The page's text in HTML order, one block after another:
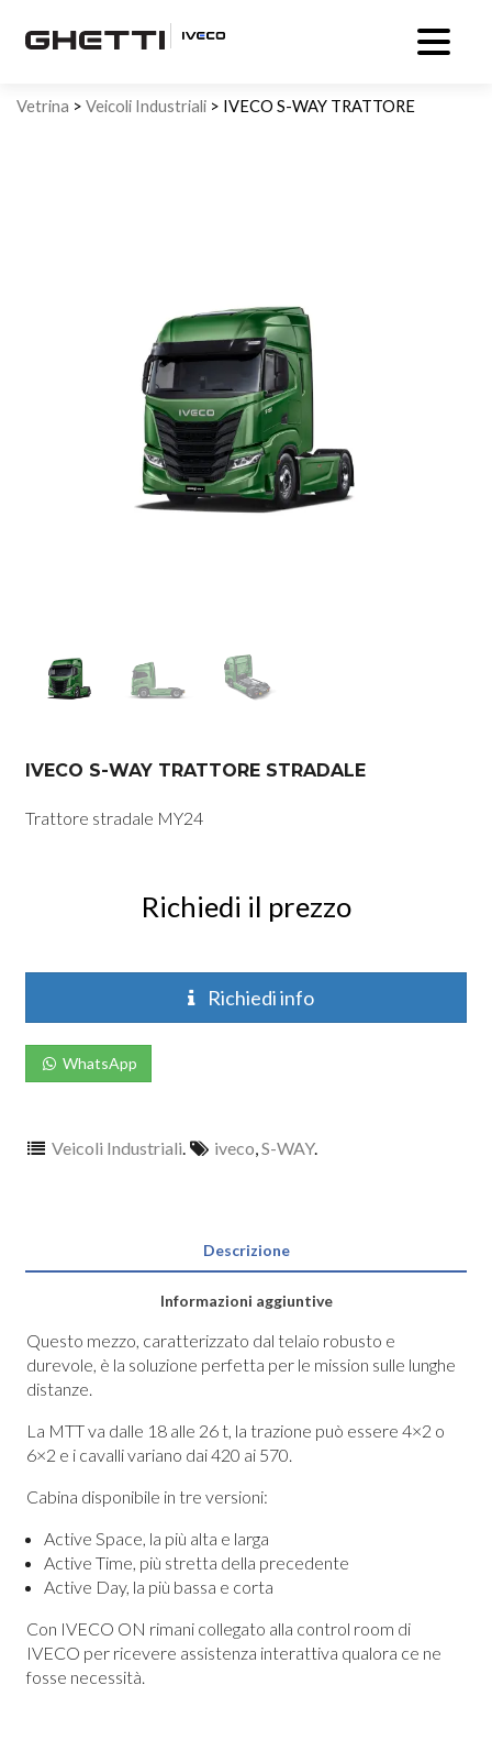
Vetrina > Veicoli Industriali > IVECO S-WAY TRATTORE
IVECO S-WAY TRATTORE STRADALE
Trattore stradale MY24
Richiedi il prezzo
Richiedi info
WhatsApp
Veicoli Industriali iveco ,S-WAY.
Descrizione
Informazioni aggiuntive
Questo mezzo, caratterizzato dal telaio robusto e
durevole, è la soluzione perfetta per le mission sulle lunghe
distanze.
La MTT va dalle 18 alle 26 t, la trazione può essere 4×2 o
6×2 e i cavalli variano dai 420 ai 570.
Cabina disponibile in tre versioni:
Active Space, la più alta e larga
Active Time, più stretta della precedente
Active Day, la più bassa e corta
Con IVECO ON rimani collegato alla control room di
IVECO per ricevere assistenza interattiva qualora ce ne
fosse necessità.